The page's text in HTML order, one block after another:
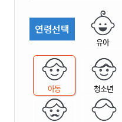
연령선택
유아
아동 청소년